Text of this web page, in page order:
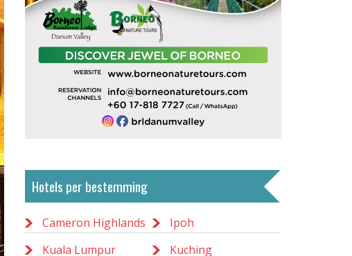
Hotels per bestemming
Cameron Highlands
Ipoh
Kuala Lumpur
Kuching